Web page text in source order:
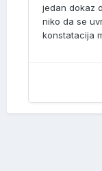
jedan dokaz
niko da se
konstatacija